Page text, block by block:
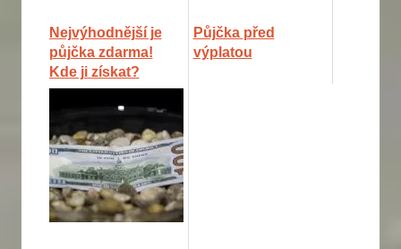
Nejvýhodnější je
půjčka zdarma!
Kde ji získat?
Půjčka před
výplatou